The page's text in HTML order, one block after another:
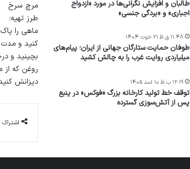
مرچ سرخ
طرز تهیه:
ماهی را
کنید و
روغن که از
دیزانش
اشتراک
طالبان و افزایش نگرانی‌ها در مورد «ازدواج
اجباری» و «بردگی جنسی»
طوفان حمایت ستارگان جهانی از ایران؛ پیام‌های
میلیاردی روایت غرب را به چالش کشید
۱۱:۴۸ ق.ظ ۲۱ حوت ۱۴۰۴
توقف خط تولید کارخانه بزرگ «فوکس» در ینبع
پس از آتش‌سوزی گسترده
۱۲:۱۹ ب.ظ ۱۰ اسد ۱۴۰۵